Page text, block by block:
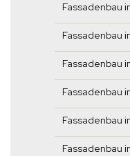
Fassadenbau
Fassadenbau
Fassadenbau
Fassadenbau
Fassadenbau
Fassadenbau